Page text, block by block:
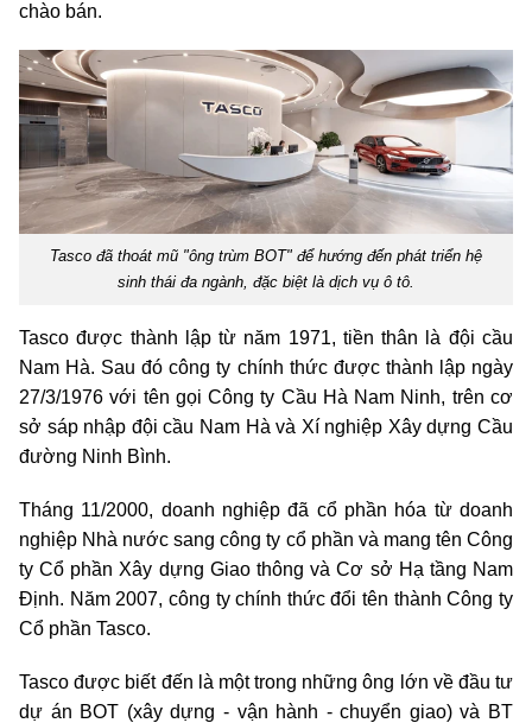
chào bán.
Tasco đã thoát mũ "ông trùm BOT" để hướng đến phát triển hệ
sinh thái đa ngành, đặc biệt là dịch vụ ô tô.
Tasco được thành lập từ năm 1971, tiền thân là đội cầu
Nam Hà. Sau đó công ty chính thức được thành lập ngày
27/3/1976 với tên gọi Công ty Cầu Hà Nam Ninh, trên cơ
sở sáp nhập đội cầu Nam Hà và Xí nghiệp Xây dựng Cầu
đường Ninh Bình.
Tháng 11/2000, doanh nghiệp đã cổ phần hóa từ doanh
nghiệp Nhà nước sang công ty cổ phần và mang tên Công
ty Cổ phần Xây dựng Giao thông và Cơ sở Hạ tầng Nam
Định. Năm 2007, công ty chính thức đổi tên thành Công ty
Cổ phần Tasco.
Tasco được biết đến là một trong những ông lớn về đầu tư
dự án BOT (xây dựng - vận hành - chuyển giao) và BT